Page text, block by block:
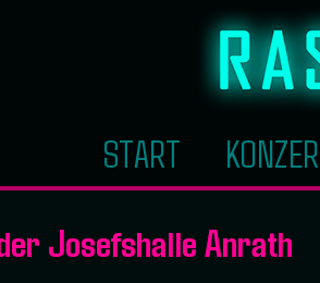
START
Josefshalle Anrath